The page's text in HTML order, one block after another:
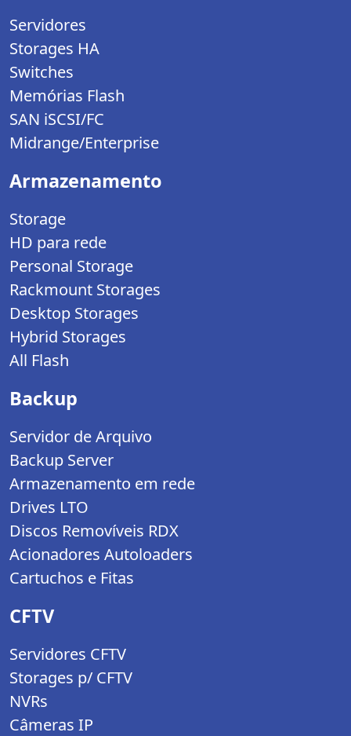
Servidores
Storages HA
Switches
Memórias Flash
SAN iSCSI/FC
Midrange/Enterprise
Armazenamento
Storage
HD para rede
Personal Storage
Rackmount Storages
Desktop Storages
Hybrid Storages
All Flash
Backup
Servidor de Arquivo
Backup Server
Armazenamento em rede
Drives LTO
Discos Removíveis RDX
Acionadores Autoloaders
Cartuchos e Fitas
CFTV
Servidores CFTV
Storages p/ CFTV
NVRs
Câmeras IP